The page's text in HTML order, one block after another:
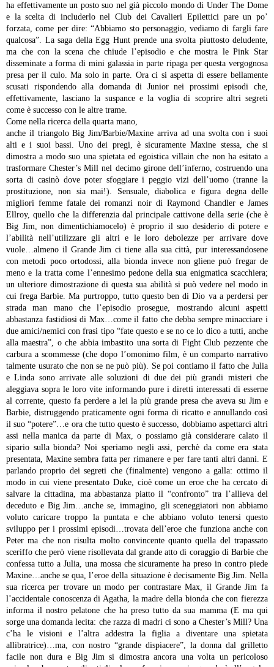
ha effettivamente un posto suo nel già piccolo mondo di Under The Dome
e la scelta di includerlo nel Club dei Cavalieri Epilettici pare un po’
forzata, come per dire: “Abbiamo stopersonaggio, vediamo di fargli fare
qualcosa”. La saga della Egg Hunt prende una svolta piuttosto deludente,
ma che con la scena chechiude l’episodio e che mostra le Pink Star
disseminate a forma di mini galassia in parte ripaga per questa vergognosa
presa per il culo. Ma solo in parte. Ora ci si aspetta di essere bellamente
scusati rispondendo alla domanda di Junior nei prossimi episodi che,
effettivamente, lasciano la suspance e la voglia di scoprire altrisegreti
come è successo con le altre trame.
Come nella ricerca della quarta mano,
anche il triangolo Big Jim/Barbie/Maxine arriva ad una svolta con i suoi
alti e i suoi bassi. Uno dei pregi, è sicuramente Maxine stessa, che si
dimostra a modo suo una spietata ed egoistica villain che non ha esitato a
trasformare Chester’s Mill nel decimo gironedell’inferno, costruendo una
sorta di casinò dove poter sfoggiare i peggio vizi dell’uomo (tranne la
prostituzione, non sia mai!). Sensuale, diabolica e figura degna delle
migliori femme fatale dei romanzi noir di Raymond Chandler e James
Ellroy, quello che ladifferenzia dal principale cattivone della serie (che è
Big Jim, non dimentichiamocelo) è proprio il suo desiderio di potere e
l’abilità nell’utilizzare gli altri e le loro debolezze per arrivare dove
vuole…almeno il Grande Jim ci tiene alla sua città, pur interessandosene
con metodi poco ortodossi, alla bionda invece nongliene può fregar de
meno e la tratta come l’ennesimo pedone della sua enigmatica scacchiera;
un ulteriore dimostrazione di questa sua abilità si può vedere nel modo in
cui frega Barbie. Ma purtroppo, tutto questo ben di Dio va a perdersi per
strada man mano chel’episodio prosegue, mostrando alcuni aspetti
abbastanza fastidiosidi Max…come il fatto che debba sempre minacciare i
due amici/nemici con frasi tipo “fate questo e se no ce lo dico a tutti, anche
alla maestra”, o che abbia imbastito una sorta di Fight Club pezzenteche
carbura a scommesse (che dopo l’omonimo film, è un compartonarrativo
talmente usurato che non se ne può più). Se poi contiamoil fatto che Julia
e Linda sono arrivate alle soluzioni di due dei più grandi misteri che
aleggiava sopra le loro vite informando pure i diretti interessati di esserne
al corrente, questo fa perdere a lei la più grande presa che aveva su Jim e
Barbie, distruggendo praticamente ogni forma di ricatto e annullando così
il suo “potere”…e ora che tutto questo è successo, dobbiamoaspettarci altri
assi nella manica da parte di Max, o possiamo già considerare calato il
sipario sulla bionda? Noi speriamo negli assi, perchè da come era stata
presentata, Maxine sembra fatta per rimanere e per fare tanti altri danni.E
parlando proprio dei segreti che (finalmente) vengono a galla: ottimo il
modo in cui vienepresentato Duke, cioè come un eroe che ha cercato di
salvare lacittadina, ma abbastanza piatto il “confronto” tra l’allieva del
deceduto e Big Jim…anche se, immagino, gli sceneggiatori non abbiamo
voluto caricare troppo la puntata e che abbiano volutotenersi questo
sviluppo per i prossimi episodi…trovata dell’eroe che funziona anche con
Peter ma che non risulta molto convincentequanto quella del trapassato
sceriffo che però viene risollevata dalgrande atto di coraggio di Barbie che
confessa tutto a Julia, unamossa che sicuramente ha preso in contro piede
Maxine…anche se qua, l’eroe della situazione è decisamente Big Jim. Nella
sua ricerca per trovare un modo per contrastare Max, il Grande Jim fa
l’accidentale conoscenza di Agatha, la madre della bionda che con fierezza
informa il nostro pelatone che ha preso tutto da sua mamma (E ma qui
sorge una domanda lecita: che razza di madri ci sono a Chester’s Mill? Una
c’ha le visioni e l’altra addestra la figlia a diventare una spietata
allibratrice)…ma, con nostro “grande dispiacere”, la donna dal grilletto
facile non dura e Big Jim si dimostra ancora una volta unpericoloso